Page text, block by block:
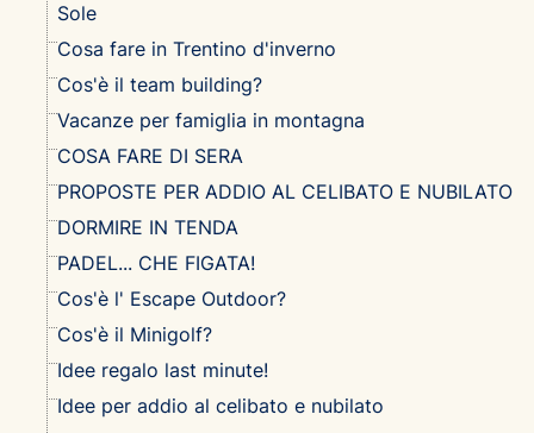
Sole
Cosa fare in Trentino d'inverno
Cos'è il team building?
Vacanze per famiglia in montagna
COSA FARE DI SERA
PROPOSTE PER ADDIO AL CELIBATO E NUBILATO
DORMIRE IN TENDA
PADEL... CHE FIGATA!
Cos'è l' Escape Outdoor?
Cos'è il Minigolf?
Idee regalo last minute!
Idee per addio al celibato e nubilato